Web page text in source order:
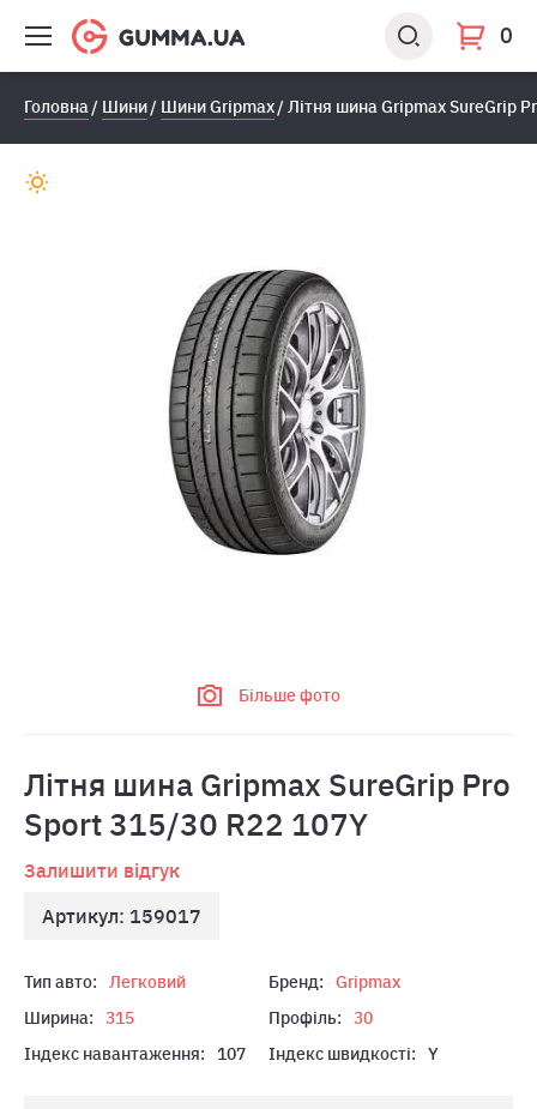
0
Головна Шини Шини Gripmax Лiтня шина Gripmax SureGrip
Більше фото
Лiтня шина Gripmax SureGrip Pro
Sport 315/30 R22 107Y
Залишити відгук
Артикул: 159017
Тип авто: Легковий Бренд:
Gripmax
Ширина:
315 Профіль:
30
Індекс навантаження:
107 Індекс швидкості: Y